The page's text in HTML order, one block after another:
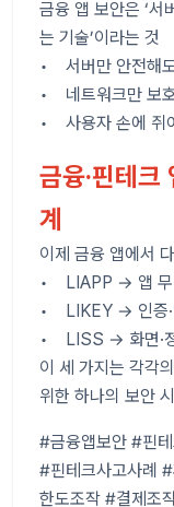
금융 앱 보안은 ‘서
는 기술’이라는 것
• 서버만 안전해
• 네트워크만 보
• 사용자 손에 쥐
금융·핀테크
계
이제 금융 앱에서
• LIAPP → 앱 무
• LIKEY → 인증·
• LISS → 화면·정
이 세 가지는 각각
위한 하나의 보안
#금융앱보안 #핀
#핀테크사고사례
한도조작 #결제조